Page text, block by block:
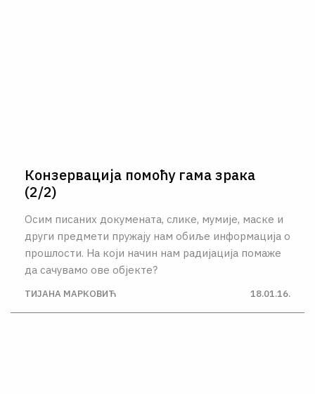
Конзервација помоћу гама зрака
(2/2)
Осим писаних докумената, слике, мумије, маске и
други предмети пружају нам обиље информација о
прошлости. На који начин нам радијација помаже
да сачувамо ове објекте?
ТИЈАНА МАРКОВИЋ 18.01.16.